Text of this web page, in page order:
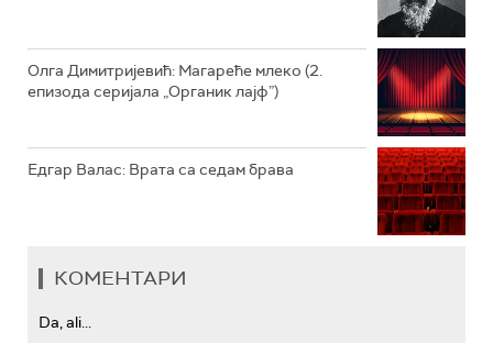
Олга Димитријевић: Магареће млеко (2.
епизода серијала „Органик лајф”)
Едгар Валас: Врата са седам брава
КОМЕНТАРИ
Da, ali...